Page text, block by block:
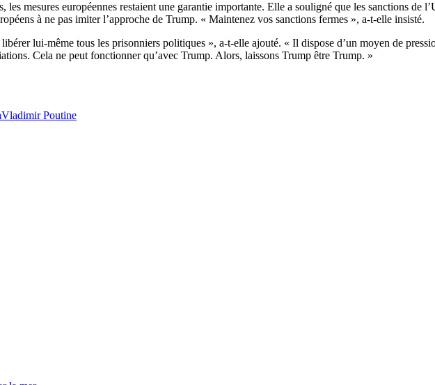
mesures européennes restaient une garantie importante. Elle a souligné que les sanctions de
à ne pas imiter l’approche de Trump. « Maintenez vos sanctions fermes », a-t-elle insisté.
lui-même tous les prisonniers politiques », a-t-elle ajouté. « Il dispose d’un moyen de
Cela ne peut fonctionner qu’avec Trump. Alors, laissons Trump être Trump. »
Vladimir Poutine